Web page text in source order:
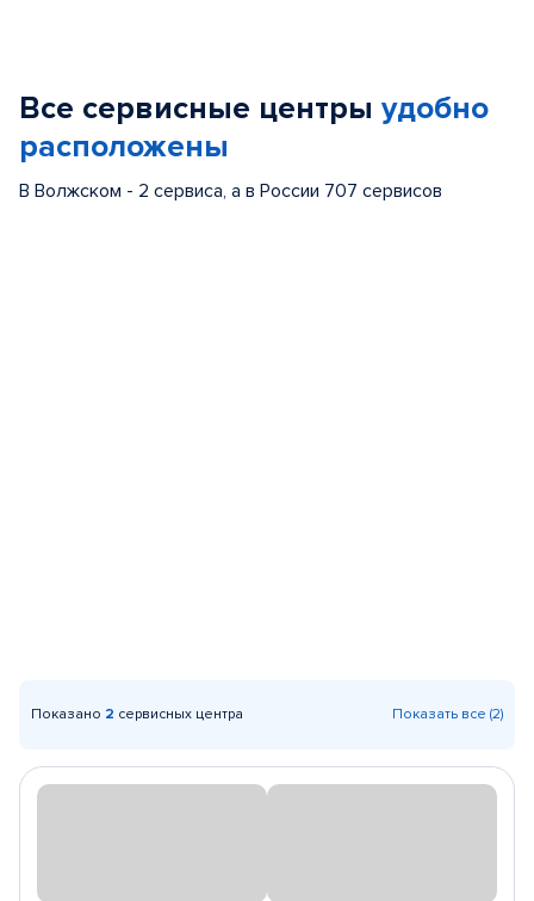
Все сервисные центры удобно
расположены
В Волжском - 2 сервиса, а в России 707 сервисов
Показано 2 сервисных центра Показать все (2)